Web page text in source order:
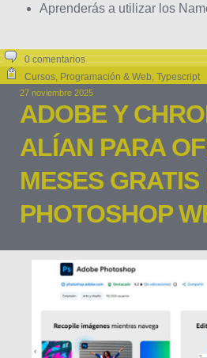
Aprenderás a utilizar los
0 comentarios
Cursos, Programación & Web, Typescript
27 noviembre 2025
ADOBE Y
ALÍAN PARA
MESES GRATIS
PHOTOSHOP